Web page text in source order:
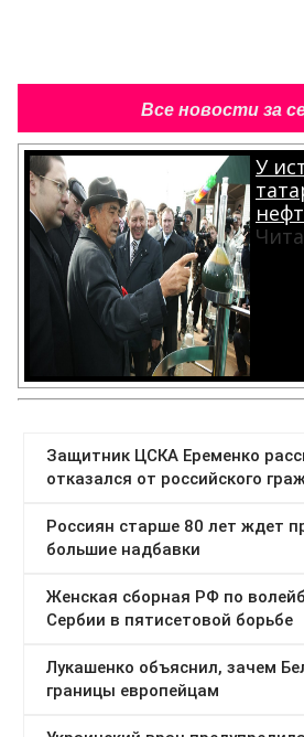
Все новости за
У